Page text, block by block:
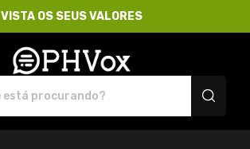
VISTA OS SEUS VALORES